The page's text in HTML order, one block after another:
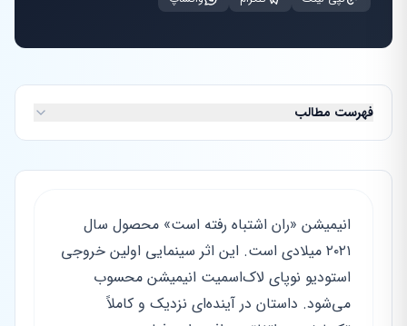
فهرست مطالب
انیمیشن «ران اشتباه رفته است» محصول سال
۲۰۲۱ میلادی است. این اثر سینمایی اولین خروجی
استودیو نوپای لاک‌اسمیت انیمیشن محسوب
می‌شود. داستان در آینده‌ای نزدیک و کاملاً